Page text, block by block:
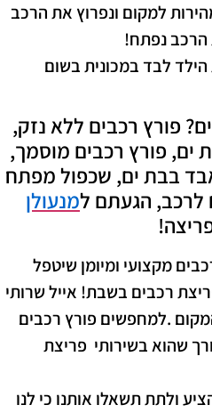
למקום ונפרוץ את הרכב
הרכב נפתח!
לבד במכונית בשום
פורץ רכבים ללא נזק,
ים, פורץ רכבים מוסמך,
בבת ים, שכפול מפתח
לרכב, הגעתם למנעולן
מקצועי ומיומן שיטפל
רכבים בשבת! אייל שרותי
ופריצה 24/4 זה המקום .למחפשים פורץ רכבים
שהוא בשירותי פריצת
ולתת תשאלו אותנו כי לנו